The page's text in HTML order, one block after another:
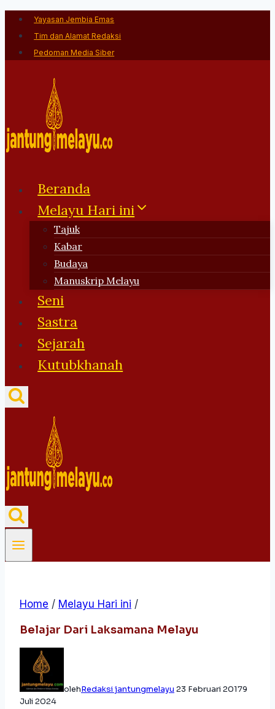
Skip
content
Yayasan Jembia Emas
Tim dan Alamat Redaksi
Pedoman Media Siber
Beranda
Melayu Hari ini
Tajuk
Kabar
Budaya
Manuskrip Melayu
Seni
Sastra
Sejarah
Kutubkhanah
Home / Melayu Hari ini /
Belajar Dari Laksamana Melayu
olehRedaksi jantungmelayu 23 Februari 20179
Juli 2024